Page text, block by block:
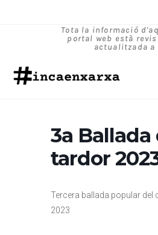
Tota la informació
portal web està
actualitzada a
3a Ballada
tardor
Tercera ballada popular del
2023